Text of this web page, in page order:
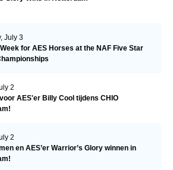
July 3
for AES Horses at the NAF Five Star
2
AES'er Billy Cool tijdens CHIO
2
en AES’er Warrior’s Glory winnen in